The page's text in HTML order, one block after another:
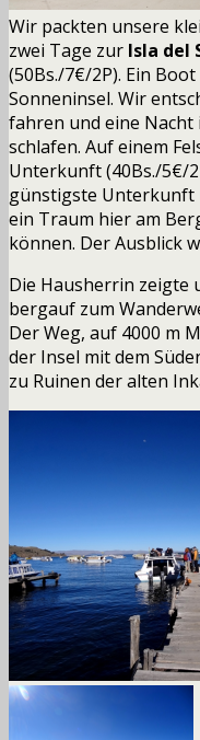
Wir packten unsere
zwei Tage zur Isla del
(50Bs./7€/2P). Ein
Sonneninsel. Wir
fahren und eine Nacht
schlafen. Auf einem
Unterkunft(40Bs./5€/
günstigste Unterkunft
ein Traum hier am
können. Der Ausblick
Die Hausherrin zeigte
bergauf zum
Der Weg, auf 4000 m
der Insel mit dem
zu Ruinen der alten